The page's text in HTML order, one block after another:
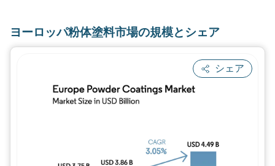
ヨーロッパ粉体塗料市場の規模とシェア
シェア